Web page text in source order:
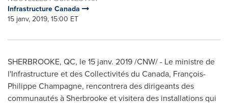
Infrastructure Canada
15 janv, 2019, 15:00 ET
SHERBROOKE, QC, le 15 janv. 2019 /CNW/ - Le ministre de
l'Infrastructure et des Collectivités du Canada, François-
Philippe Champagne, rencontrera des dirigeants des
communautés àSherbrookeet visitera des installations qui